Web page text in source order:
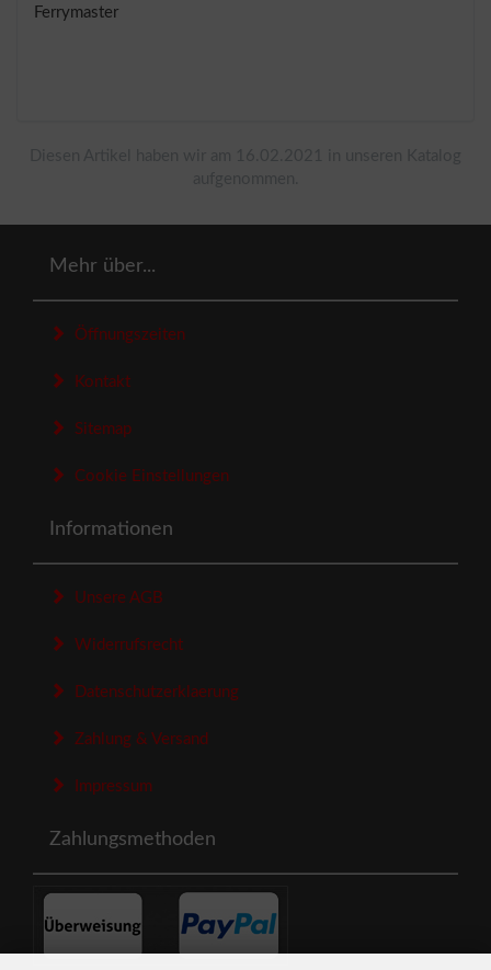
Ferrymaster
Mehr über...
Öffnungszeiten
Kontakt
Sitemap
Cookie Einstellungen
Informationen
Unsere AGB
Widerrufsrecht
Datenschutzerklaerung
Zahlung & Versand
Impressum
Zahlungsmethoden